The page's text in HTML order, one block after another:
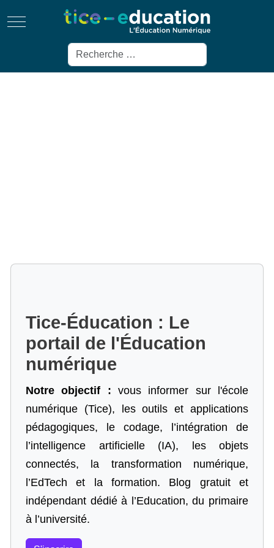
Mobile Menu Toggle
Rechercher
Tice-Éducation : Le
portail de l'Éducation
numérique
Notre objectif : vous informer sur l'école
numérique (Tice), les outils et applications
pédagogiques, le codage,
l’intégration de
l’intelligence artificielle (IA), les objets
connectés, la transformation numérique,
l’EdTech et la formation. Blog gratuit et
indépendant dédié à l’Education, du primaire
à l’université.